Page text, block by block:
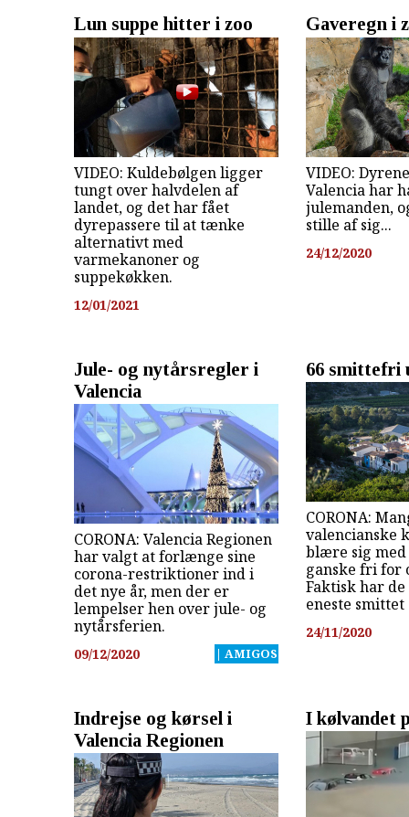
Lun suppe hitter i zoo
VIDEO: Kuldebølgen ligger
tungt over halvdelen af
landet, og det har fået
dyrepassere til at tænke
alternativt med
varmekanoner og
suppekøkken.
12/01/2021
Gaveregn i
VIDEO:
Valencia har
julemanden,
stille af sig...
24/12/2020
Jule- og nytårsregler i
Valencia
CORONA: Valencia Regionen
har valgt at forlænge sine
corona-restriktioner ind i
det nye år, men der er
lempelser hen over jule- og
nytårsferien.
09/12/2020 | AMIGOS
66 smittefri
CORONA:
valencianske
blære sig
ganske fri for
Faktisk har
eneste smittet
24/11/2020
Indrejse og kørsel i
Valencia Regionen
I kølvandet